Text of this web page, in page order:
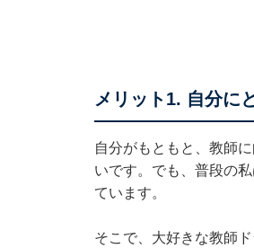
メリット1. 自分に
自分がもともと、教師
いです。でも、普段の
ています。
そこで、大好きな教師